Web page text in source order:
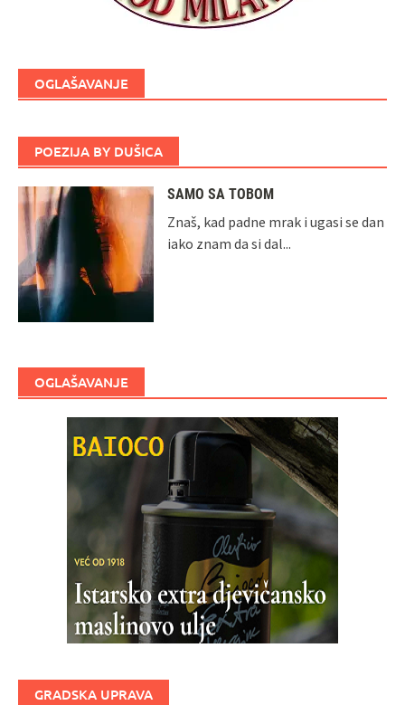
OGLAŠAVANJE
POEZIJA BY DUŠICA
SAMO SA TOBOM
Znaš, kad padne mrak i ugasi se dan
iako znam da si dal...
OGLAŠAVANJE
GRADSKA UPRAVA